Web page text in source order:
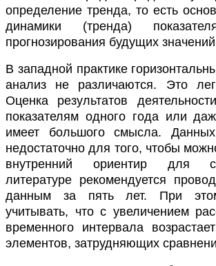
определение тренда, то есть
динамики (тренда)
прогнозирования будущих
В западной практике
анализ не различаются. Это
Оценка результатов
показателям одного года или
имеет большого смысла.
недостаточно для того, чтобы
внутренний ориентир для
литературе рекомендуется
данным за пять лет. При
учитывать, что с увеличением
временного интервала
элементов, затрудняющих